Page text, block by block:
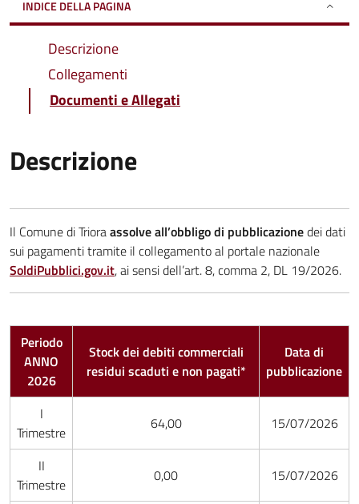
INDICE DELLA PAGINA
Descrizione
Collegamenti
Documenti e Allegati
Descrizione
Il Comune di Trioraassolve all’obbligo di pubblicazionedei dati
sui pagamenti tramite il collegamento al portale nazionale
SoldiPubblici.gov.it, ai sensi dell’art. 8, comma 2, DL 19/2026.
Periodo
ANNO
2026
Stock dei debiti commerciali
residui scaduti e non pagati*
Data di
pubblicazione
I
Trimestre
64,00 15/07/2026
II
Trimestre
0,00 15/07/2026